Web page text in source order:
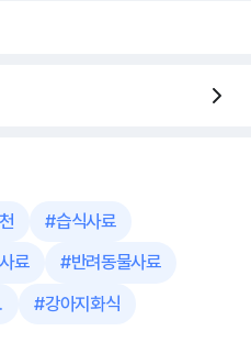
#습식사료
료 #반려동물사료
#강아지화식